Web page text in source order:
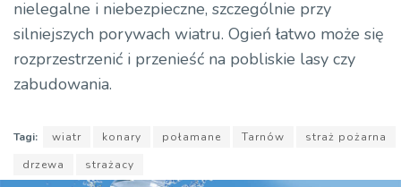
nielegalne i niebezpieczne, szczególnie przy
silniejszych porywach wiatru. Ogień łatwo może się
rozprzestrzenić i przenieść na pobliskie lasy czy
zabudowania.
Tagi: wiatr konary połamane Tarnów
straż pożarna
drzewa
strażacy